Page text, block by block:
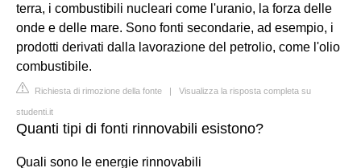
terra, i combustibili nucleari come l'uranio, la forza delle
onde e delle mare. Sono fonti secondarie, ad esempio, i
prodotti derivati dalla lavorazione del petrolio, come l'olio
combustibile.
Richiesta di rimozione della fonte | Visualizza la risposta completa su
studenti.it
Quanti tipi di fonti rinnovabili esistono?
Quali sono le energie rinnovabili